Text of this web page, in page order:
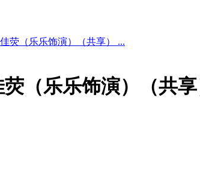
荧（乐乐饰演）（共享） ...
（乐乐饰演）（共